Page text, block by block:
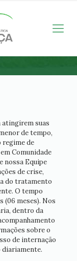
atingirem suas
de tempo,
regime de
Comunidade
nossa Equipe
de crise,
do tratamento
O tempo
(06 meses). Nos
dentro da
sobre o
de internação